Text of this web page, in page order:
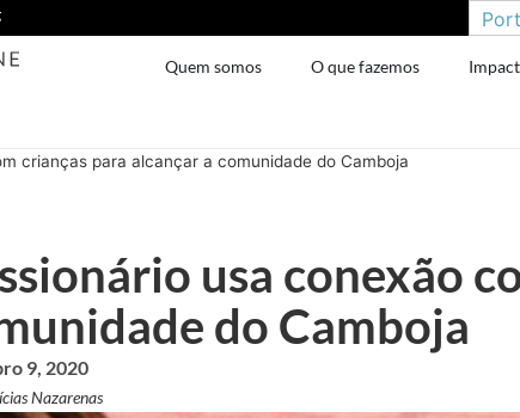
Quem somos O que fazemos
crianças para alcançar a comunidade do Camboja
usa conexão
do Camboja
9, 2020
Nazarenas